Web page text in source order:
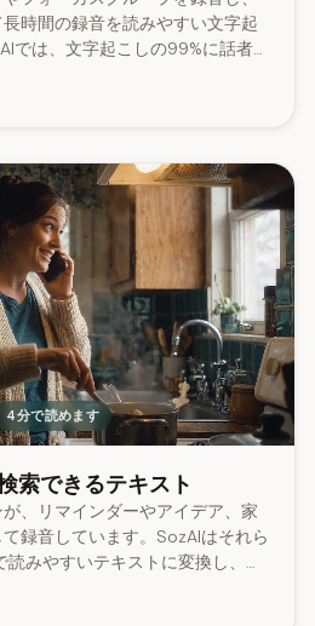
時間の録音を読みやすい文字起
では、文字起こしの99%に話者ラ
4分で読めます
索できるテキスト
、リマインダーやアイデア、家
録音しています。SozAIはそれら
みやすいテキストに変換し、音
要な内容を振り返りやすくしま